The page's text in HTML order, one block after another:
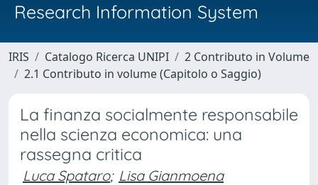
Research Information System
IRIS Catalogo Ricerca UNIPI
2 Contributo in Volume
2.1 Contributo in volume (Capitolo o Saggio)
La finanza socialmente responsabile
nella scienza economica: una
rassegna critica
Luca Spataro; Lisa Gianmoena